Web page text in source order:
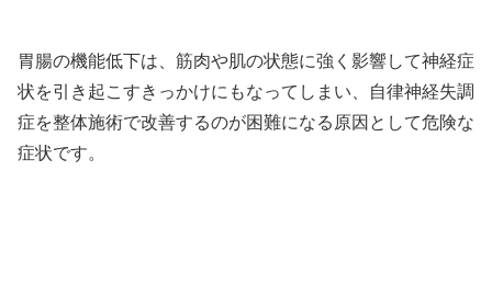
胃腸の機能低下は、筋肉や肌の状態に強く影響して神経症
状を引き起こすきっかけにもなってしまい、自律神経失調
症を整体施術で改善するのが困難になる原因として危険な
症状です。